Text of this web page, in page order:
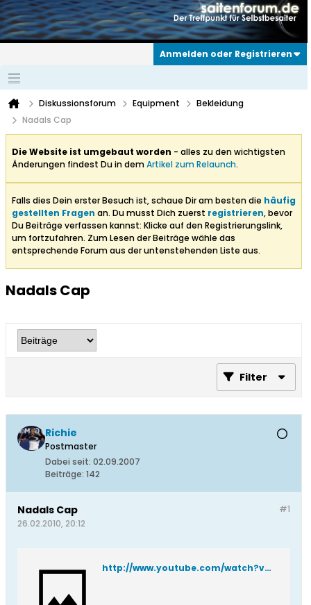
Anmelden oder Registrieren
Diskussionsforum Equipment
Bekleidung
Nadals Cap
Die Website ist umgebaut worden - alles zu den wichtigsten
Änderungen findest Du in demArtikel zum Relaunch.
Falls dies Dein erster Besuch ist, schaue Dir am besten die häufig
gestellten Fragen an. Du musst Dich zuerst registrieren, bevor
Du Beiträge verfassen kannst: Klicke auf den Registrierungslink,
um fortzufahren. Zum Lesen der Beiträge wähle das
entsprechende Forum aus der untenstehenden Liste aus.
Nadals Cap
Filter
Richie
Postmaster
Dabei seit: 02.09.2007
Beiträge: 142
#1
Nadals Cap
26.02.2010, 20:12
http://www.youtube.com/watch?v=YPf3gZdJNAM&feature=player_embedded